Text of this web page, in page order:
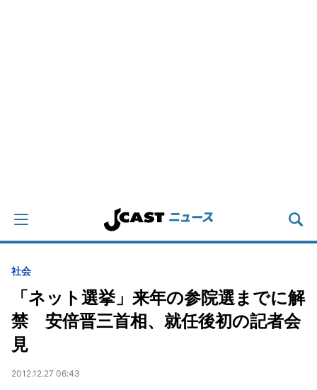
社会
「ネット選挙」来年の参院選までに解
禁 安倍晋三首相、就任後初の記者会
見
2012.12.27 06:43